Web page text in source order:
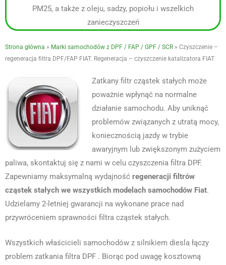
PM25, a także z oleju, sadzy, popiołu i wszelkich
zanieczyszczeń
Strona główna » Marki samochodów z DPF / FAP / GPF / SCR » Czyszczenie –
regeneracja filtra DPF/FAP FIAT. Regeneracja – czyszczenie katalizatora FIAT
Zatkany filtr cząstek stałych może
poważnie wpłynąć na normalne
działanie samochodu. Aby uniknąć
problemów związanych z utratą mocy,
koniecznością jazdy w trybie
awaryjnym lub zwiększonym zużyciem
paliwa, skontaktuj się z nami w celu czyszczenia filtra DPF.
Zapewniamy maksymalną wydajność regeneracji filtrów
cząstek stałych we wszystkich modelach samochodów Fiat.
Udzielamy 2-letniej gwarancji na wykonane prace nad
przywróceniem sprawności filtra cząstek stałych.
Wszystkich właścicieli samochodów z silnikiem diesla łączy
problem zatkania filtra DPF . Biorąc pod uwagę kosztowną